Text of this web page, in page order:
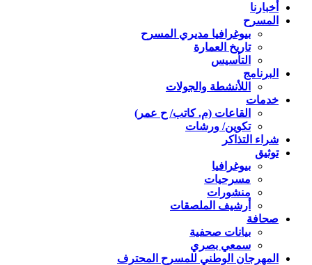
أخبارنا
المسرح
بيوغرافيا مديري المسرح
تاريخ العمارة
التأسيس
البرنامج
اللأنشطة والجولات
خدمات
القاعات (م. كاتب/ ح عمر)
تكوين/ ورشات
شراء التذاكر
توثيق
بيوغرافيا
مسرحيات
منشورات
أرشيف الملصقات
صحافة
بيانات صحفية
سمعي بصري
المهرجان الوطني للمسرح المحترف